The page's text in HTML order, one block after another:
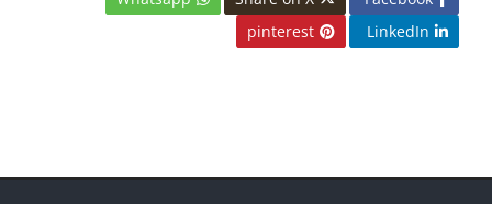
LinkedIn
pinterest